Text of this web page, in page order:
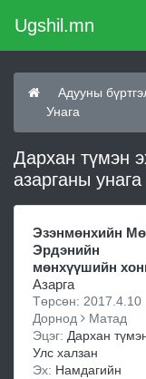
Ugshil.mn
Адууны
Унага
Дархан түмэн
азарганы унага
Эзэнмөнхийн
Эрдэнийн
мөнхүүшийн
Азарга
Төрсөн: 2017.4.10
Дорнод
Матад
Эцэг: Дархан
Улс халзан
Эх: Намдагийн